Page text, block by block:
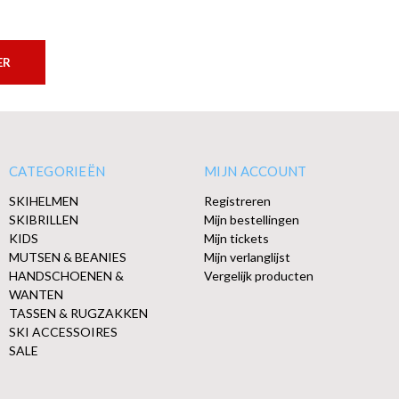
CATEGORIEËN
SKIHELMEN
SKIBRILLEN
KIDS
MUTSEN & BEANIES
HANDSCHOENEN &
WANTEN
TASSEN & RUGZAKKEN
SKI ACCESSOIRES
SALE
MIJN ACCOUNT
Registreren
Mijn bestellingen
Mijn tickets
Mijn verlanglijst
Vergelijk producten